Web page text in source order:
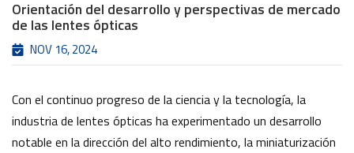
Orientación del desarrollo y perspectivas de mercado
de las lentes ópticas
NOV 16, 2024
Con el continuo progreso de la ciencia y la tecnología, la
industria de lentes ópticas ha experimentado un desarrollo
notable en la dirección del alto rendimiento, la miniaturización